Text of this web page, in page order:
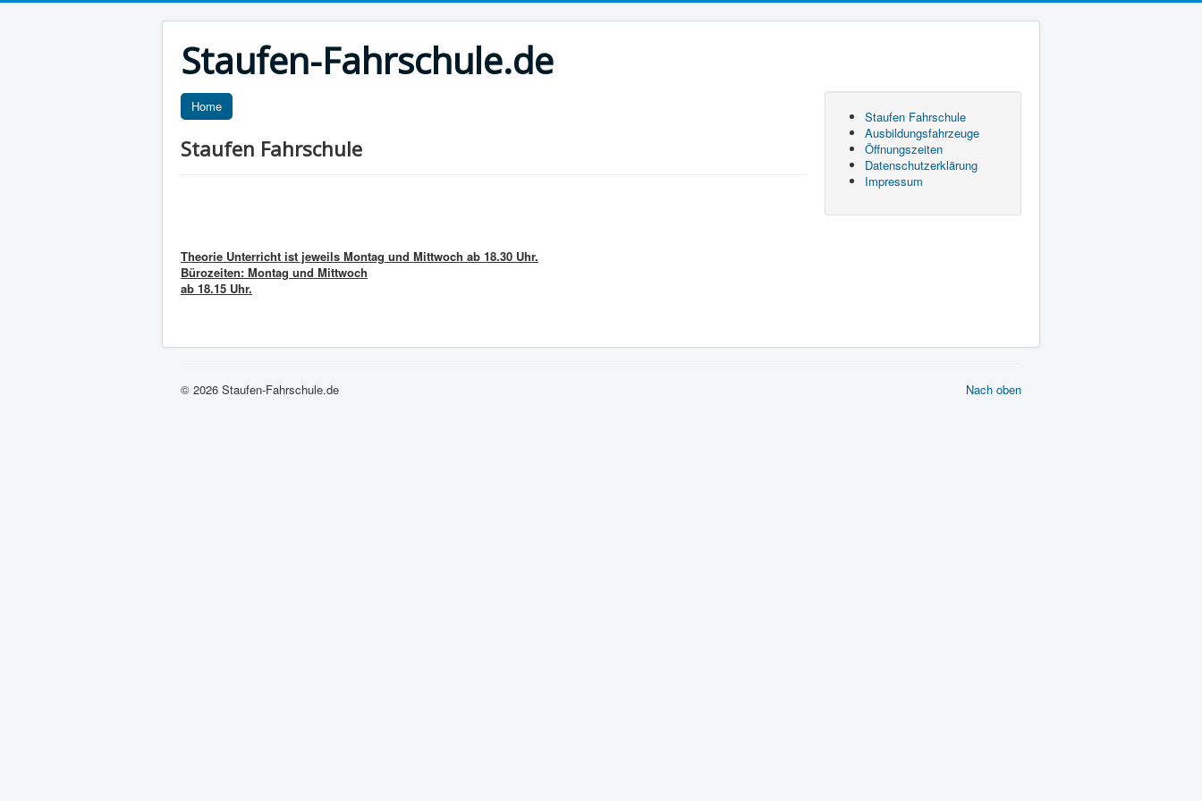
Staufen-Fahrschule.de
Home
Staufen Fahrschule
Theorie Unterricht ist jeweils Montag und Mittwoch ab 18.30 Uhr.
Bürozeiten: Montag und Mittwoch
ab 18.15 Uhr.
Staufen Fahrschule
Ausbildungsfahrzeuge
Öffnungszeiten
Datenschutzerklärung
Impressum
Nach oben
© 2026 Staufen-Fahrschule.de